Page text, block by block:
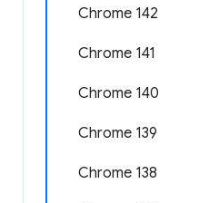
Chrome 142
Chrome 141
Chrome 140
Chrome 139
Chrome 138